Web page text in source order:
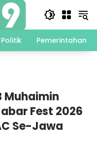
Politik Pemerintahan
Muhaimin
Fest 2026
Se-Jawa